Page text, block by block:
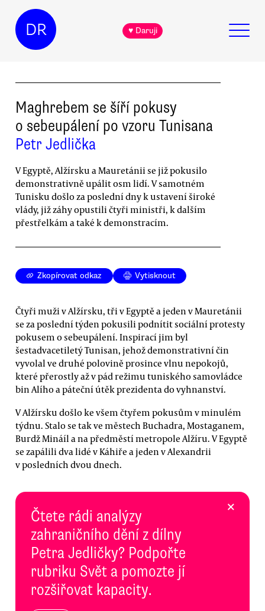
DR ♥ Daruji
Maghrebem se šíří pokusy
o sebeupálení po vzoru Tunisana
Petr Jedlička
V Egyptě, Alžírsku a Mauretánii se již pokusilo
demonstrativně upálit osm lidí. V samotném
Tunisku došlo za poslední dny k ustavení široké
vlády, již záhy opustili čtyři ministři, k dalším
přestřelkám a také k demonstracím.
Zkopírovat odkaz Vytisknout
Čtyři muži v Alžírsku, tři v Egyptě a jeden v Mauretánii
se za poslední týden pokusili podnítit sociální protesty
pokusem o sebeupálení. Inspirací jim byl
šestadvacetiletý Tunisan, jehož demonstrativní čin
vyvolal ve druhé polovině prosince vlnu nepokojů,
které přerostly až v pád režimu tuniského samovládce
bin Alího a páteční útěk prezidenta do vyhnanství.
V Alžírsku došlo ke všem čtyřem pokusům v minulém
týdnu. Stalo se tak ve městech Buchadra, Mostaganem,
Burdž Mináíl a na předměstí metropole Alžíru. V Egyptě
se zapálili dva lidé v Káhiře a jeden v Alexandrii
v posledních dvou dnech.
Čtete rádi analýzy
zahraničního dění z dílny
Petra Jedličky? Podpořte
rubriku Svět a pomozte jí
rozšiřovat kapacity.
×